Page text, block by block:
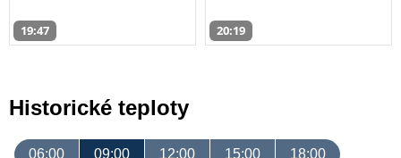
19:47 20:19
Historické teploty
06:00 09:00 12:00 15:00 18:00